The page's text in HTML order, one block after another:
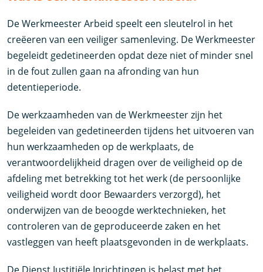
De Werkmeester Arbeid speelt een sleutelrol in het
creëeren van een veiliger samenleving. De Werkmeester
begeleidt gedetineerden opdat deze niet of minder snel
in de fout zullen gaan na afronding van hun
detentieperiode.
De werkzaamheden van de Werkmeester zijn het
begeleiden van gedetineerden tijdens het uitvoeren van
hun werkzaamheden op de werkplaats, de
verantwoordelijkheid dragen over de veiligheid op de
afdeling met betrekking tot het werk (de persoonlijke
veiligheid wordt door Bewaarders verzorgd), het
onderwijzen van de beoogde werktechnieken, het
controleren van de geproduceerde zaken en het
vastleggen van heeft plaatsgevonden in de werkplaats.